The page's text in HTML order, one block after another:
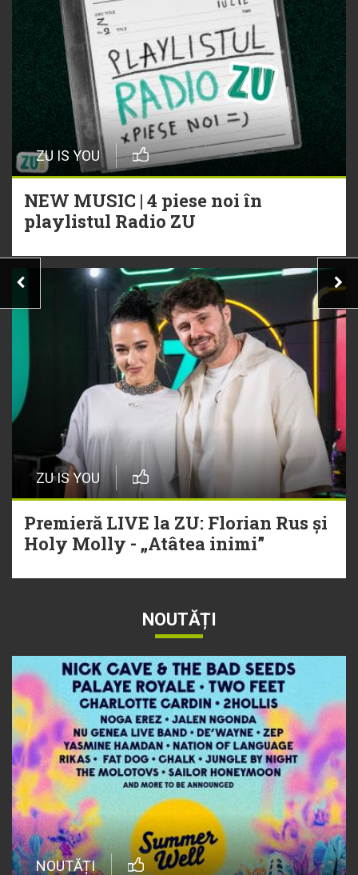
ZU IS YOU
NEW MUSIC | 4 piese noi în
playlistul Radio ZU
ZU IS YOU
Premieră LIVE la ZU: Florian Rus și
Holy Molly - „Atâtea inimi”
NOUTĂȚI
NOUTĂȚI